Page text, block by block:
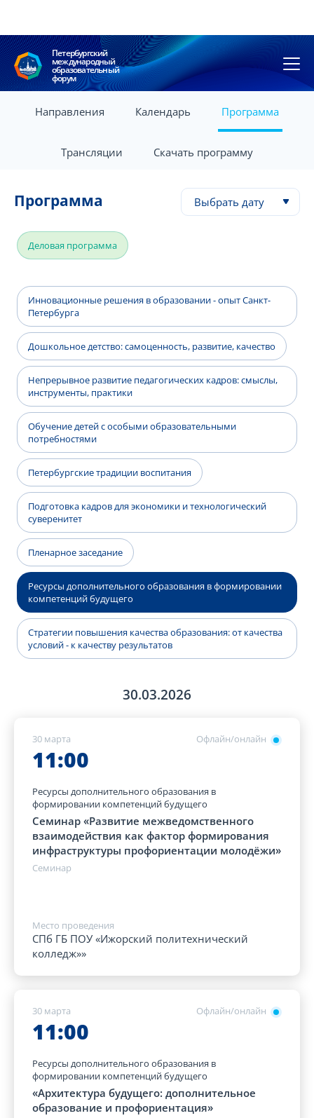
Петербургский
международный
образовательный
форум
Направления Календарь Программа
Трансляции Скачать программу
Программа Выбрать дату
Деловая программа
Инновационные решения в образовании - опыт Санкт-
Петербурга
Дошкольное детство: самоценность, развитие, качество
Непрерывное развитие педагогических кадров: смыслы,
инструменты, практики
Обучение детей с особыми образовательными
потребностями
Петербургские традиции воспитания
Подготовка кадров для экономики и технологический
суверенитет
Пленарное заседание
Ресурсы дополнительного образования в формировании
компетенций будущего
Стратегии повышения качества образования: от качества
условий - к качеству результатов
30.03.2026
Офлайн/онлайн
30 марта
11:00
Ресурсы дополнительного образования в
формировании компетенций будущего
Семинар «Развитие межведомственного
взаимодействия как фактор формирования
инфраструктуры профориентации молодёжи»
Семинар
Место проведения
СПб ГБ ПОУ «Ижорский политехнический
колледж»»
Офлайн/онлайн
30 марта
11:00
Ресурсы дополнительного образования в
формировании компетенций будущего
«Архитектура будущего: дополнительное
образование и профориентация»